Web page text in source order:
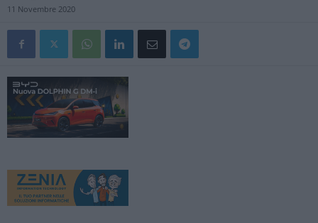
11 Novembre 2020